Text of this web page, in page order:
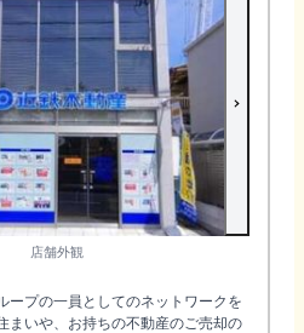
店舗外観
ープの一員としてのネットワークを
まいや、お持ちの不動産のご売却の